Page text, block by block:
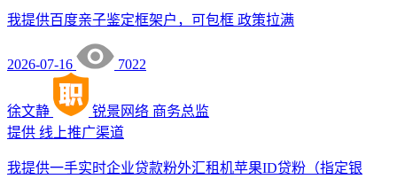
我提供百度亲子鉴定框架户，可包框 政策拉满
2026-07-16 7022
徐文静 锐景网络 商务总监
提供 线上推广渠道
我提供一手实时企业贷款粉外汇租机苹果ID贷粉（指定银